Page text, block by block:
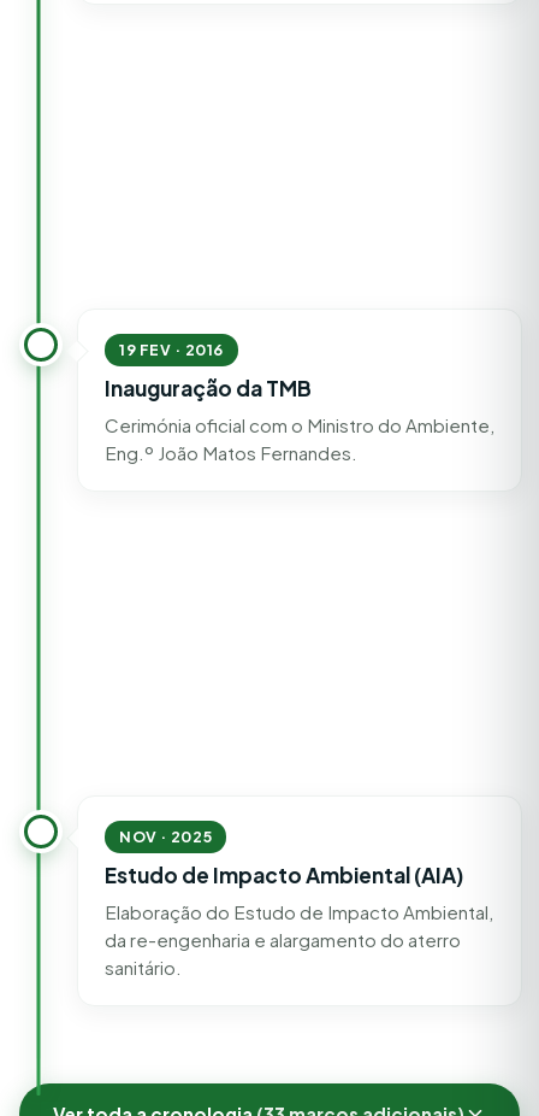
19 FEV · 2016
Inauguração da TMB
Cerimónia oficial com o Ministro do Ambiente,
Eng.º João Matos Fernandes.
NOV · 2025
Estudo de Impacto Ambiental (AIA)
Elaboração do Estudo de Impacto Ambiental,
da re-engenharia e alargamento do aterro
sanitário.